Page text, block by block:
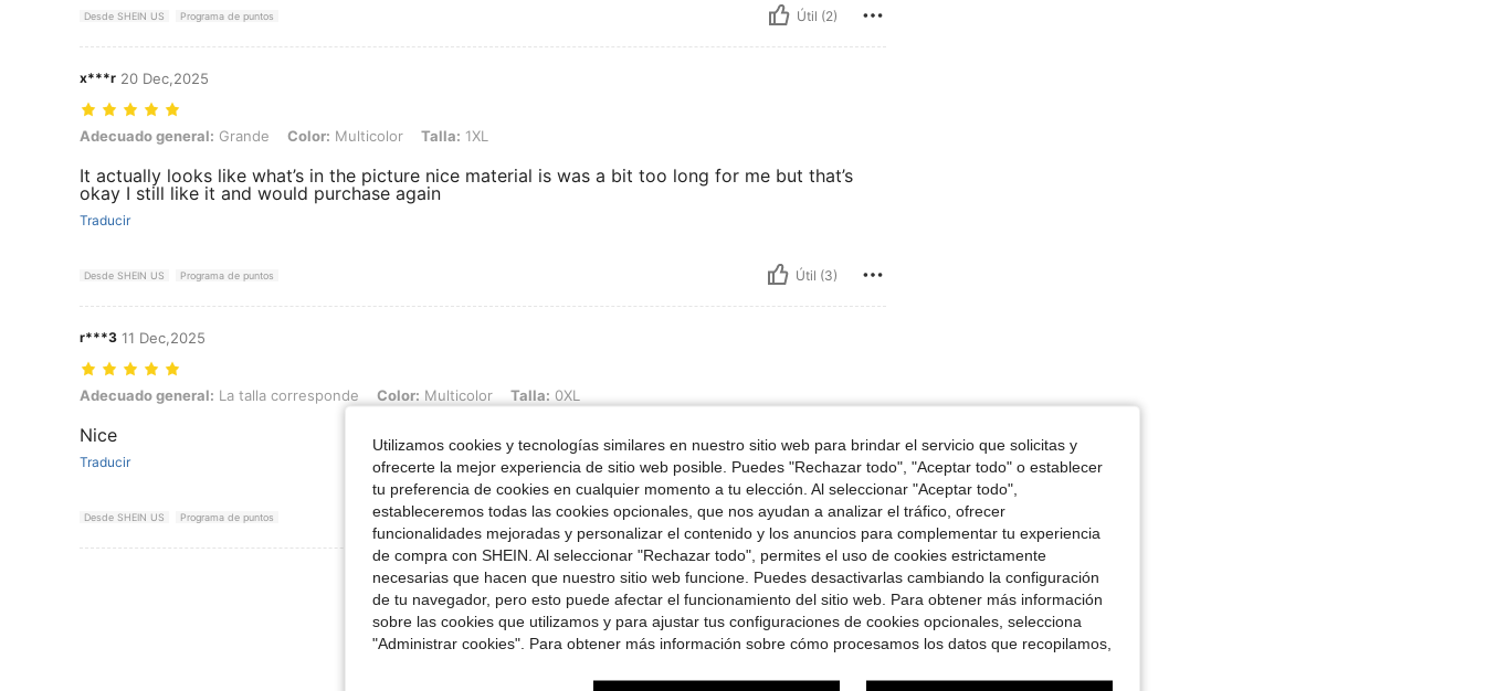
Desde SHEIN US Programa de puntos Útil (2)
x***r 20 Dec,2025
Adecuado general: Grande, Color: Multicolor, Talla: 1XL
Adecuado general: Grande Color: Multicolor Talla: 1XL
It actually looks like what’s in the picture nice material is was a bit too long for me but that’s
okay I still like it and would purchase again
Traducir
Desde SHEIN US Programa de puntos Útil (3)
r***3 11 Dec,2025
Adecuado general: La talla corresponde, Color: Multicolor, Talla: 0XL
Adecuado general: La talla corresponde Color: Multicolor Talla: 0XL
Nice
Traducir
Desde SHEIN US Programa de puntos Útil (0)
Ver Más Reseñas
Utilizamos cookies y tecnologías similares en nuestro sitio web para brindar el servicio que solicitas y
ofrecerte la mejor experiencia de sitio web posible. Puedes "Rechazar todo", "Aceptar todo" o establecer
tu preferencia de cookies en cualquier momento a tu elección. Al seleccionar "Aceptar todo",
estableceremos todas las cookies opcionales, que nos ayudan a analizar el tráfico, ofrecer
funcionalidades mejoradas y personalizar el contenido y los anuncios para complementar tu experiencia
de compra con SHEIN. Al seleccionar "Rechazar todo", permites el uso de cookies estrictamente
necesarias que hacen que nuestro sitio web funcione. Puedes desactivarlas cambiando la configuración
de tu navegador, pero esto puede afectar el funcionamiento del sitio web. Para obtener más información
sobre las cookies que utilizamos y para ajustar tus configuraciones de cookies opcionales, selecciona
"Administrar cookies". Para obtener más información sobre cómo procesamos los datos que recopilamos,